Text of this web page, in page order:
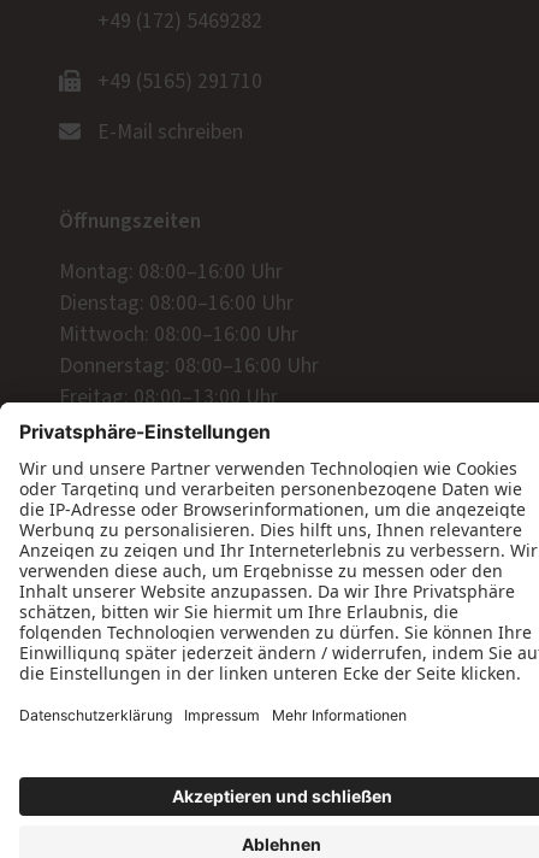
+49 (172) 5469282
+49 (5165) 291710
E-Mail schreiben
Öffnungszeiten
Montag: 08:00–16:00 Uhr
Dienstag: 08:00–16:00 Uhr
Mittwoch: 08:00–16:00 Uhr
Donnerstag: 08:00–16:00 Uhr
Freitag: 08:00–13:00 Uhr
Wir freuen uns auf Ihre Anfrage!
Jetzt Kontakt aufnehmen
Datenschutz Impressum
Kontakt